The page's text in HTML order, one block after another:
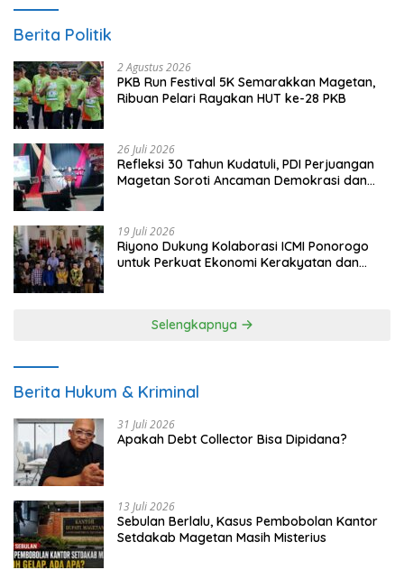
Berita Politik
2 Agustus 2026
PKB Run Festival 5K Semarakkan Magetan,
Ribuan Pelari Rayakan HUT ke-28 PKB
26 Juli 2026
Refleksi 30 Tahun Kudatuli, PDI Perjuangan
Magetan Soroti Ancaman Demokrasi dan
19 Juli 2026
Riyono Dukung Kolaborasi ICMI Ponorogo
untuk Perkuat Ekonomi Kerakyatan dan
Selengkapnya
Berita Hukum & Kriminal
31 Juli 2026
Apakah Debt Collector Bisa Dipidana?
13 Juli 2026
Sebulan Berlalu, Kasus Pembobolan Kantor
Setdakab Magetan Masih Misterius